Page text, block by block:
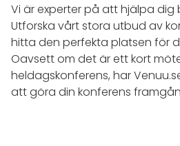
Vi är experter på att hjälpa dig
Utforska vårt stora utbud av
hitta den perfekta platsen för
Oavsett om det är ett kort
heldagskonferens, har
att göra din konferens